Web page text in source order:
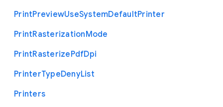
PrintPreviewUseSystemDefaultPrinter
PrintRasterizationMode
PrintRasterizePdfDpi
PrinterTypeDenyList
Printers